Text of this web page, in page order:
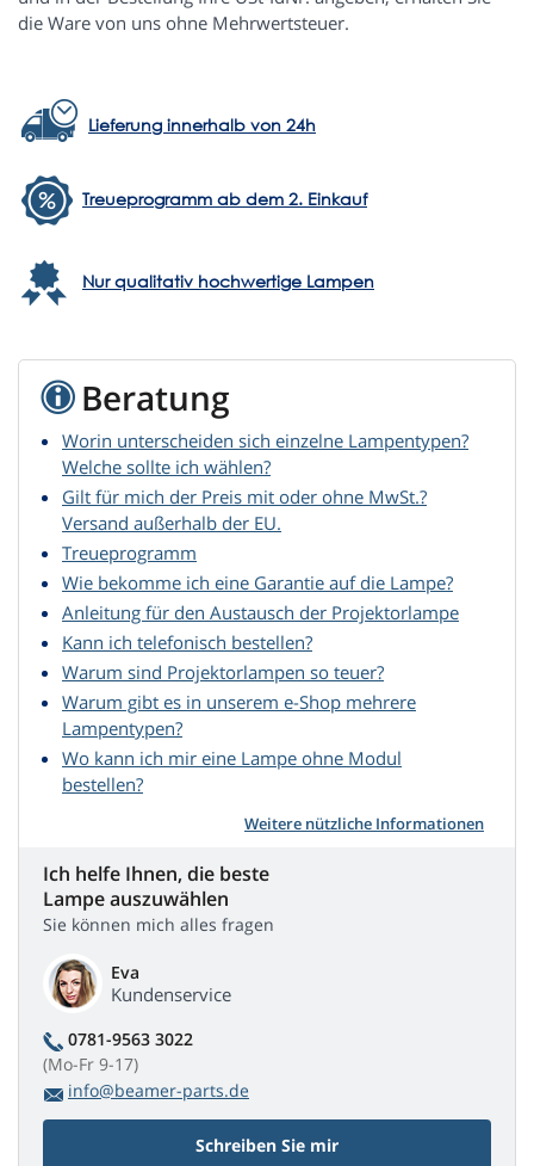
die Ware von uns ohne Mehrwertsteuer.
Lieferung innerhalb von 24h
Treueprogramm ab dem 2. Einkauf
Nur qualitativ hochwertige Lampen
Beratung
Worin unterscheiden sich einzelne Lampentypen?
Welche sollte ich wählen?
Gilt für mich der Preis mit oder ohne MwSt.?
Versand außerhalb der EU.
Treueprogramm
Wie bekomme ich eine Garantie auf die Lampe?
Anleitung für den Austausch der Projektorlampe
Kann ich telefonisch bestellen?
Warum sind Projektorlampen so teuer?
Warum gibt es in unserem e-Shop mehrere
Lampentypen?
Wo kann ich mir eine Lampe ohne Modul
bestellen?
Weitere nützliche Informationen
Ich helfe Ihnen, die beste
Lampe auszuwählen
Sie können mich alles fragen
Eva
Kundenservice
0781-9563 3022
(Mo-Fr 9-17)
info@beamer-parts.de
Schreiben Sie mir